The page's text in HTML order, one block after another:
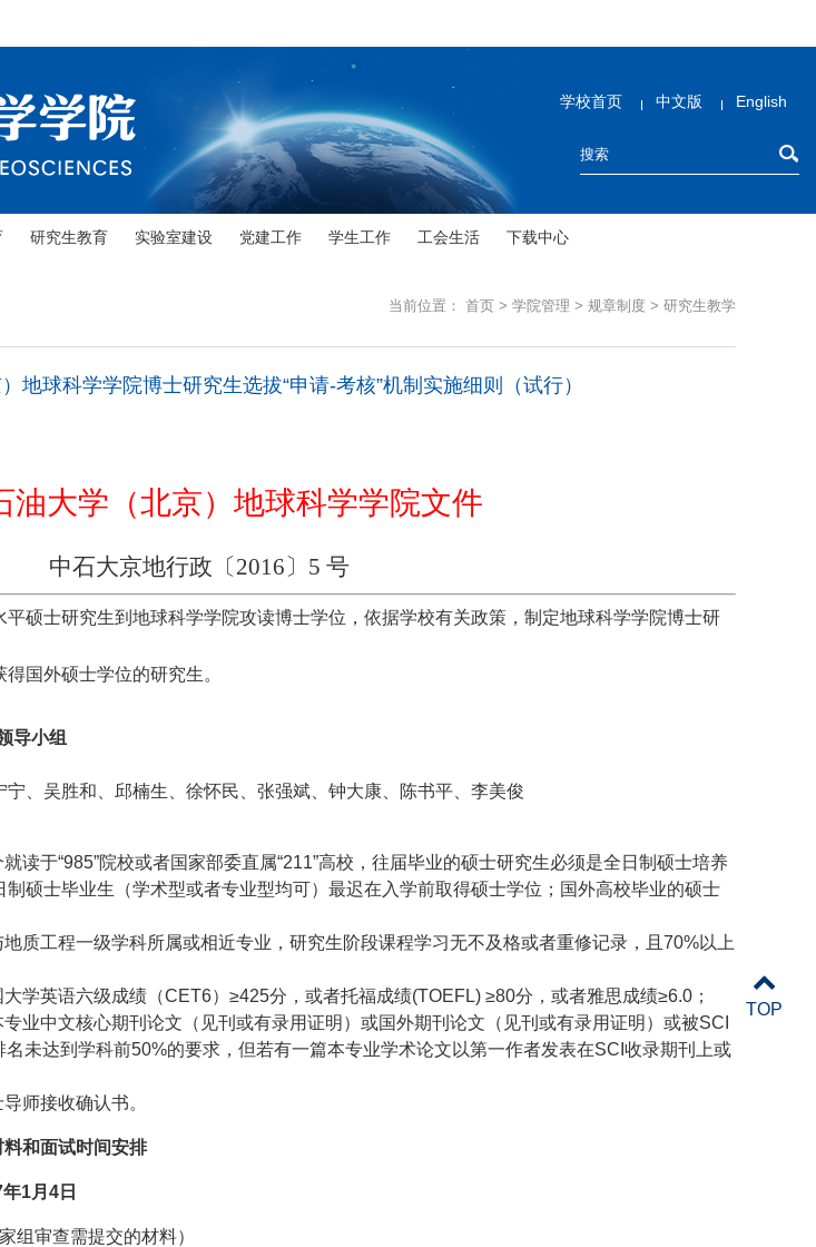
学校首页 中文版 English
研究生教育 实验室建设 党建工作 学生工作 工会生活 下载中心
当前位置： 首页 > 学院管理 > 规章制度 > 研究生教学
地球科学学院博士研究生选拔“申请-考核”机制实施细则（试行）
油大学（北京）地球科学学院文件
中石大京地行政〔2016〕5 号
硕士研究生到地球科学学院攻读博士学位，依据学校有关政策，制定地球科学学院博士研
国外硕士学位的研究生。
导小组
、吴胜和、邱楠生、徐怀民、张强斌、钟大康、陈书平、李美俊
读于“985”院校或者国家部委直属“211”高校，往届毕业的硕士研究生必须是全日制硕士培养
硕士毕业生（学术型或者专业型均可）最迟在入学前取得硕士学位；国外高校毕业的硕士
质工程一级学科所属或相近专业，研究生阶段课程学习无不及格或者重修记录，且 70%以上
学英语六级成绩（CET6）≥425分，或者托福成绩(TOEFL) ≥80分，或者雅思成绩≥6.0 ；
业中文核心期刊论文（见刊或有录用证明）或国外期刊论文（见刊或有录用证明）或被SCI
名未达到学科前50%的要求，但若有一篇本专业学术论文以第一作者发表在SCI 收录期刊上或
师接收确认书。
和面试时间安排
年1月 4 日
组审查需提交的材料）
TOP